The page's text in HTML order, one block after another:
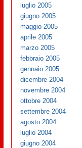
luglio 2005
giugno 2005
maggio 2005
aprile 2005
marzo 2005
febbraio 2005
gennaio 2005
dicembre 2004
novembre 2004
ottobre 2004
settembre 2004
agosto 2004
luglio 2004
giugno 2004